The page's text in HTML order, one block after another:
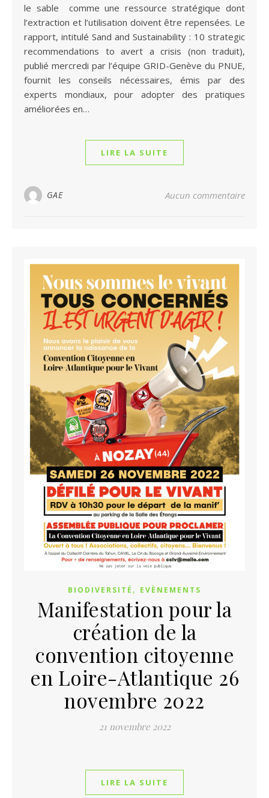
le sable comme une ressource stratégique dont
l’extraction et l’utilisation doivent être repensées. Le
rapport, intitulé Sand and Sustainability : 10 strategic
recommendations to avert a crisis (non traduit),
publié mercredi par l’équipe GRID-Genève du PNUE,
fournit les conseils nécessaires, émis par des
experts mondiaux, pour adopter des pratiques
améliorées en…
LIRE LA SUITE
GAE Aucun commentaire
BIODIVERSITÉ , EVÈNEMENTS
Manifestation pour la
création de la
convention citoyenne
en Loire-Atlantique 26
novembre 2022
21 novembre 2022
LIRE LA SUITE